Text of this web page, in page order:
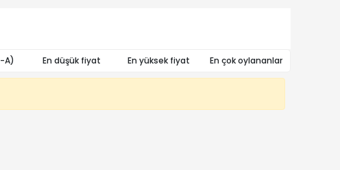
A) En düşük fiyat En yüksek fiyat En çok oylananlar